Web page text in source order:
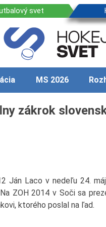
MS 2026
zákrok
Ján Laco v nedeľu 24.
ZOH 2014 v Soči sa
ktorého poslal na ľad.